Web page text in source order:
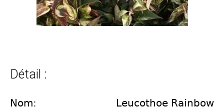
Détail :
Nom:
Leucothoe Rainbow